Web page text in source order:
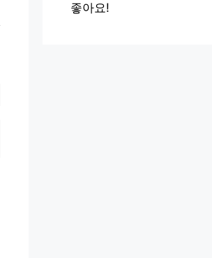
좋아요!